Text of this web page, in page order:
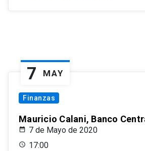
7 MAY
Finanzas
Mauricio Calani, Banco
7 de Mayo de 2020
17:00